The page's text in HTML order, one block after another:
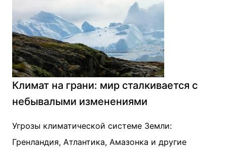
Климат на грани: мир сталкивается с
небывалыми изменениями
Угрозы климатической системе Земли:
Гренландия, Атлантика, Амазонка и другие